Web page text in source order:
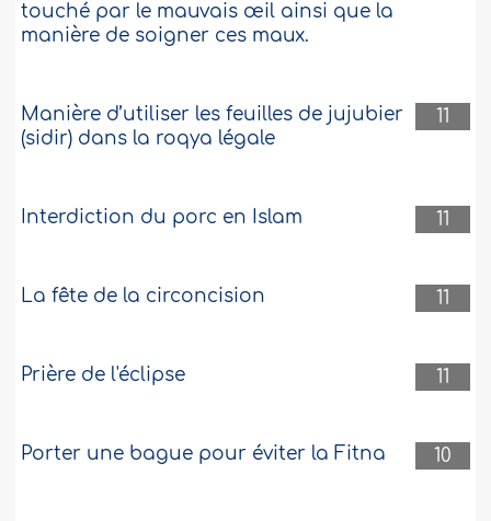
touché par le mauvais œil ainsi que la
manière de soigner ces maux.
11
Manière d’utiliser les feuilles de jujubier
(sidir) dans la roqya légale
11
Interdiction du porc en Islam
11
La fête de la circoncision
11
Prière de l'éclipse
10
Porter une bague pour éviter la Fitna